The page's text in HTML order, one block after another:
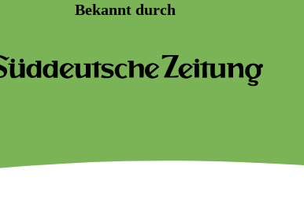
Bekannt durch